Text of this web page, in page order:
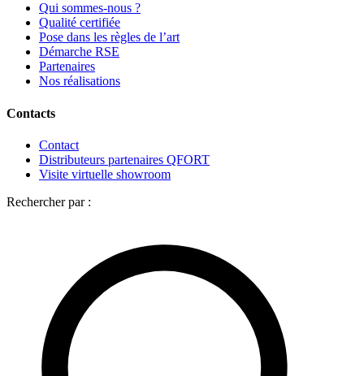
Qui sommes-nous ?
Qualité certifiée
Pose dans les règles de l’art
Démarche RSE
Partenaires
Nos réalisations
Contacts
Contact
Distributeurs partenaires QFORT
Visite virtuelle showroom
Rechercher par :